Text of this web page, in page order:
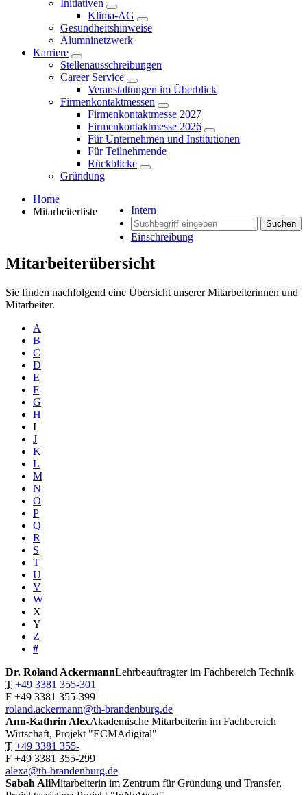
Initiativen
Klima-AG
Gesundheitshinweise
Alumninetzwerk
Karriere
Stellenausschreibungen
Career Service
Veranstaltungen im Überblick
Firmenkontaktmessen
Firmenkontaktmesse 2027
Firmenkontaktmesse 2026
Für Unternehmen und Institutionen
Für Teilnehmende
Rückblicke
Gründung
Intern
Suchen
Einschreibung
Home
Mitarbeiterliste
Mitarbeiterübersicht
Sie finden nachfolgend eine Übersicht unserer Mitarbeiterinnen und
Mitarbeiter.
A
B
C
D
E
F
G
H
I
J
K
L
M
N
O
P
Q
R
S
T
U
V
W
X
Y
Z
#
Dr. Roland AckermannLehrbeauftragter im Fachbereich Technik
T +49 3381 355-301
F +49 3381 355-399
roland.ackermann@th-brandenburg.de
Ann-Kathrin AlexAkademische Mitarbeiterin im Fachbereich
Wirtschaft, Projekt "ECMAdigital"
T +49 3381 355-
F +49 3381 355-299
alexa@th-brandenburg.de
Sabah AliMitarbeiterin im Zentrum für Gründung und Transfer,